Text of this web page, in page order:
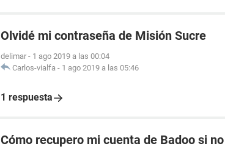
Olvidé mi contraseña de Misión Sucre
delimar - 1 ago 2019 a las 00:04
Carlos-vialfa - 1 ago 2019 a las 05:46
1 respuesta
Cómo recupero mi cuenta de Badoo si